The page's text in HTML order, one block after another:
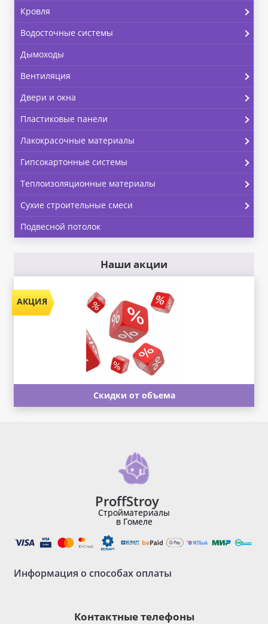
Кровля
Водосточные системы
Дымоходы
Вентиляция
Двери и окна
Пластиковые панели
Лакокрасочные материалы
Гипсокартонные системы
Теплоизоляционные материалы
Сухие строительные смеси
Подвесной потолок
Наши акции
Скидки от объема
ProffStroy
Стройматериалы
в Гомеле
Информация о способах оплаты
Контактные телефоны